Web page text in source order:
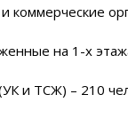
коммерческие
на 1-х
и ТСЖ) – 210